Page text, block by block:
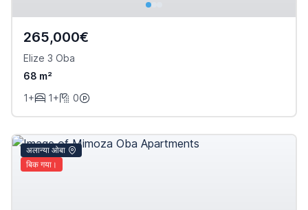
265,000€
Elize 3 Oba
68 m²
1+
1+ 0
अलान्या ओबा
बिक गया।